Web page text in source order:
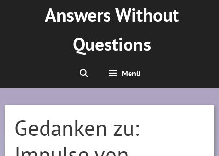
Answers Without
Questions
Menü
Gedanken zu: